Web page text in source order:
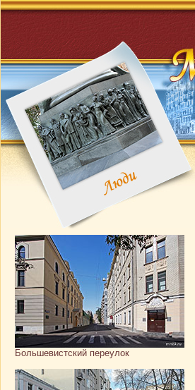
Большевистский переулок